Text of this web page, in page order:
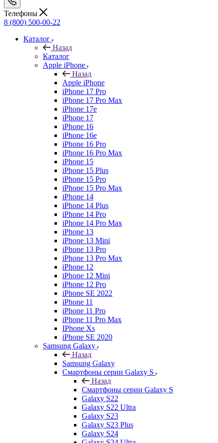
Телефоны
8 (800) 500-00-22
Каталог
Назад
Каталог
Apple iPhone
Назад
Apple iPhone
iPhone 17 Pro
iPhone 17 Pro Max
iPhone 17e
iPhone 17
iPhone 16
iPhone 16e
iPhone 16 Pro
iPhone 16 Pro Max
iPhone 15
iPhone 15 Plus
iPhone 15 Pro
iPhone 15 Pro Max
iPhone 14
iPhone 14 Plus
iPhone 14 Pro
iPhone 14 Pro Max
iPhone 13
iPhone 13 Mini
iPhone 13 Pro
iPhone 13 Pro Max
iPhone 12
iPhone 12 Mini
iPhone 12 Pro
iPhone SE 2022
iPhone 11
iPhone 11 Pro
iPhone 11 Pro Max
IPhone Xs
iPhone SE 2020
Samsung Galaxy
Назад
Samsung Galaxy
Смартфоны серии Galaxy S
Назад
Смартфоны серии Galaxy S
Galaxy S22
Galaxy S22 Ultra
Galaxy S23
Galaxy S23 Plus
Galaxy S24